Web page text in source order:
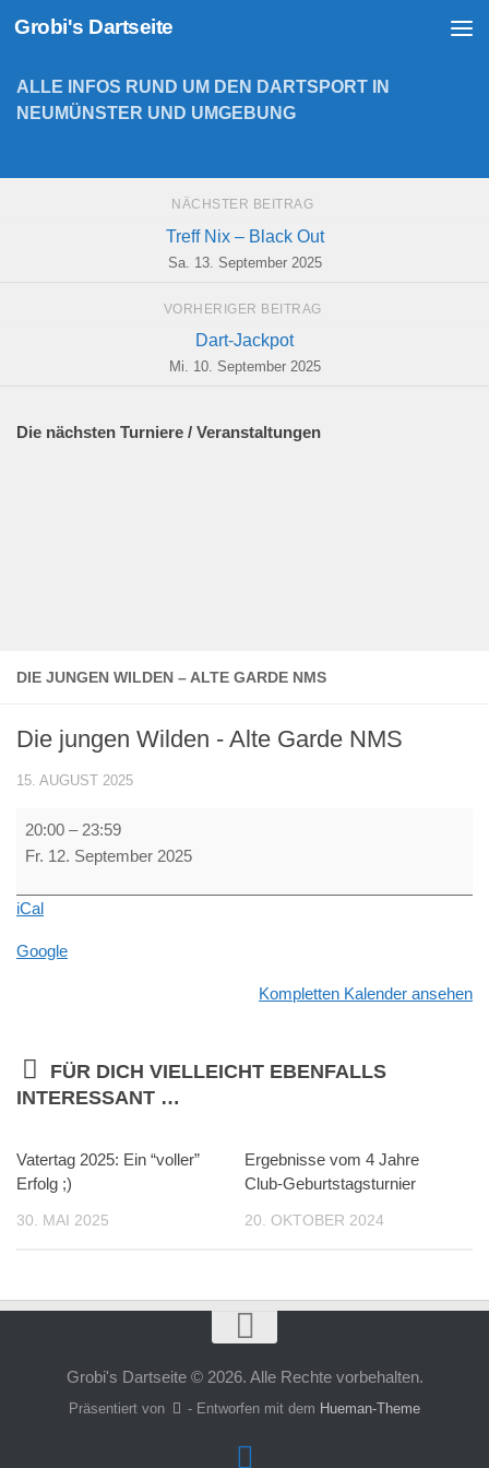
Zum Inhalt springen
Grobi's Dartseite
DIE JUNGEN WILDEN – ALTE GARDE NMS
Die jungen Wilden - Alte Garde NMS
15. AUGUST 2025
Die
jungen
-
Garde
20:00 – 23:59
Fr. 12. September 2025
iCal
Google
Kompletten Kalender ansehen
FÜR DICH VIELLEICHT EBENFALLS
INTERESSANT …
Vatertag 2025: Ein “voller”
Erfolg ;)
30. MAI 2025
Ergebnisse vom 4 Jahre
Club-Geburtstagsturnier
20. OKTOBER 2024
ALLE INFOS RUND UM DEN DARTSPORT IN
NEUMÜNSTER UND UMGEBUNG
NÄCHSTER BEITRAG
Treff Nix – Black Out
Sa. 13. September 2025
VORHERIGER BEITRAG
Dart-Jackpot
Mi. 10. September 2025
Die nächsten Turniere / Veranstaltungen
Grobi's Dartseite © 2026. Alle Rechte vorbehalten.
Präsentiert von - Entworfen mit dem Hueman-Theme